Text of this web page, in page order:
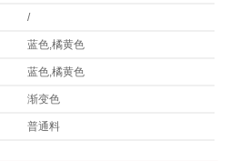
/
蓝色,橘黄色
蓝色,橘黄色
渐变色
普通料